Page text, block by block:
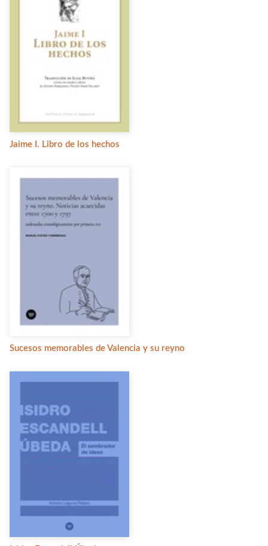
Jaime I. Libro de los hechos
Sucesos memorables de Valencia y su reyno